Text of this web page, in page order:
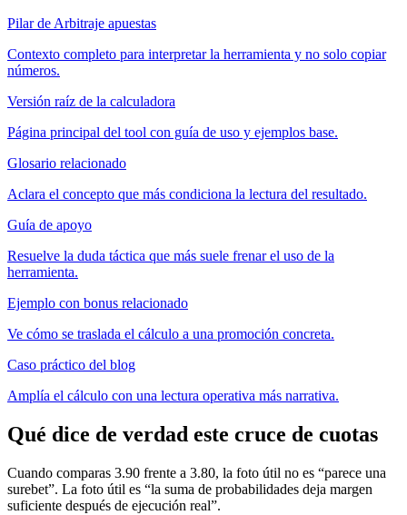
Pilar de Arbitraje apuestas
Contexto completo para interpretar la herramienta y no solo copiar
números.
Versión raíz de la calculadora
Página principal del tool con guía de uso y ejemplos base.
Glosario relacionado
Aclara el concepto que más condiciona la lectura del resultado.
Guía de apoyo
Resuelve la duda táctica que más suele frenar el uso de la
herramienta.
Ejemplo con bonus relacionado
Ve cómo se traslada el cálculo a una promoción concreta.
Caso práctico del blog
Amplía el cálculo con una lectura operativa más narrativa.
Qué dice de verdad este cruce de cuotas
Cuando comparas 3.90 frente a 3.80, la foto útil no es “parece una
surebet”. La foto útil es “la suma de probabilidades deja margen
suficiente después de ejecución real”.